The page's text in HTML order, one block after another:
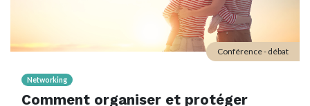
Networking
Comment organiser et protéger
Conférence - débat